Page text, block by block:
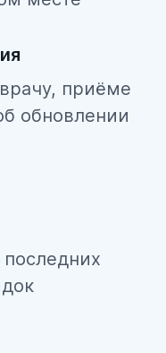
приёме
обновлении
последних